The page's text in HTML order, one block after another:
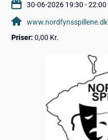
30-06-2026 19:30 - 22:00
www.nordfynsspillene.dk
Priser: 0,00 Kr.